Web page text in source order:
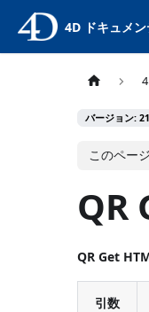
4D ドキュメ
バージョン:
このペー
QR
QR Get
引数